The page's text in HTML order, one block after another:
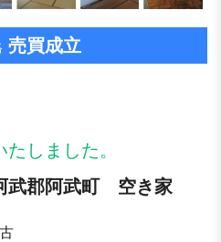
売買成立
しました。
武郡阿武町 空き家